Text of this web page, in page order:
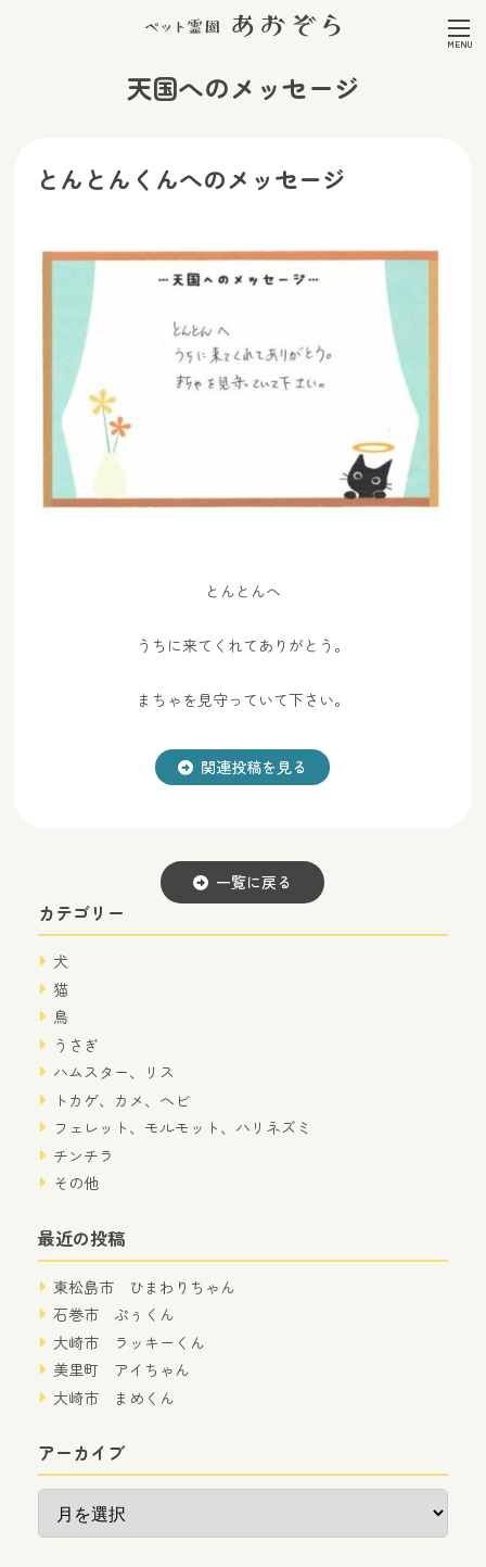
天国へのメッセージ
とんとんくんへのメッセージ
とんとんへ
うちに来てくれてありがとう。
まちゃを見守っていて下さい。
関連投稿を見る
一覧に戻る
カテゴリー
犬
猫
鳥
うさぎ
ハムスター、リス
トカゲ、カメ、ヘビ
フェレット、モルモット、ハリネズミ
チンチラ
その他
最近の投稿
東松島市 ひまわりちゃん
石巻市 ぷぅくん
大崎市 ラッキーくん
美里町 アイちゃん
大崎市 まめくん
アーカイブ